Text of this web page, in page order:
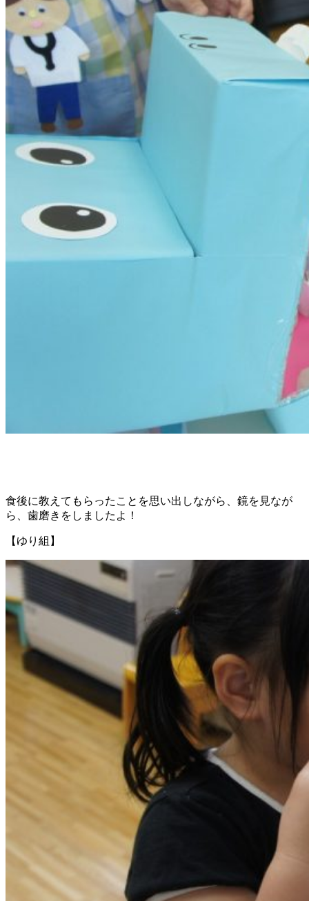
食後に教えてもらったことを思い出しながら、鏡を見なが
ら、歯磨きをしましたよ！
【ゆり組】